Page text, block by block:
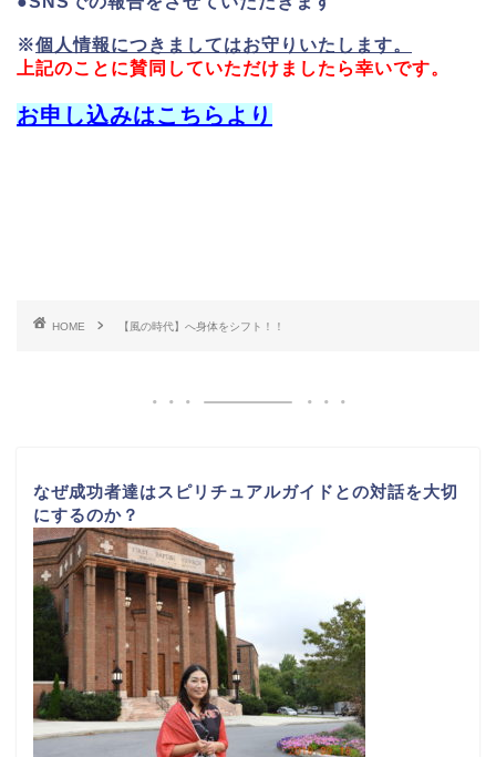
※個人情報につきましてはお守りいたします。
上記のことに賛同していただけましたら幸いです。
お申し込みはこちらより
HOME 【風の時代】へ身体をシフト！！
なぜ成功者達はスピリチュアルガイドとの対話を大切
にするのか？